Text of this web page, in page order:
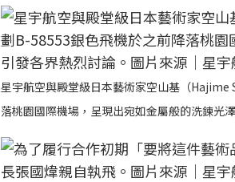
星宇航空與殿堂級日本藝術家空山基（Hajime
落桃園國際機場，呈現出宛如金屬般的洗鍊光